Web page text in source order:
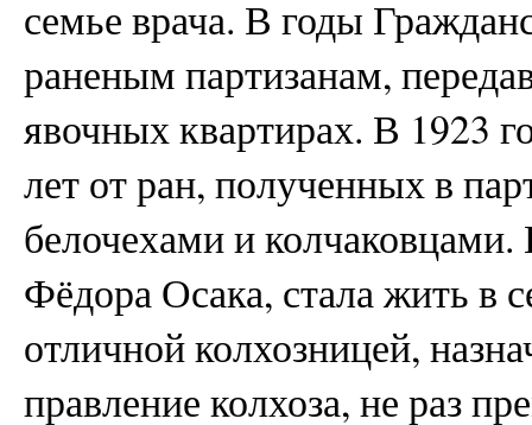
семье врача. В годы
раненым партизанам,
явочных квартирах. В 1923
лет от ран, полученных в
белочехами и
Фёдора Осака, стала жить в
отличной колхозницей,
правление колхоза, не раз